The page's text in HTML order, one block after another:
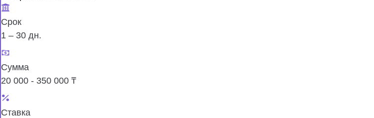
Срок
1 – 30 дн.
Сумма
20 000 - 350 000 ₸
Ставка